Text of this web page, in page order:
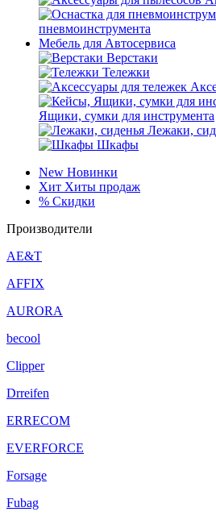
пневмоинструмента
Мебель для Автосервиса
Верстаки
Тележки
Ящики, сумки для инструмента
Лежаки,
Шкафы
New Новинки
Хит Хиты продаж
% Скидки
Производители
AE&T
AFFIX
AURORA
becool
Clipper
Drreifen
ERRECOM
EVERFORCE
Forsage
Fubag